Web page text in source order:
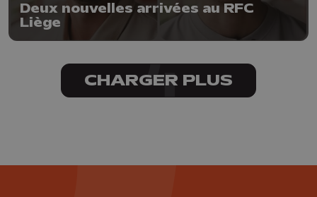
Deux nouvelles arrivées au RFC
Liège
CHARGER PLUS